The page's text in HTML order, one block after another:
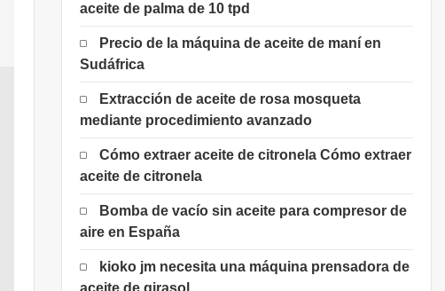
aceite de palma de 10 tpd
Precio de la máquina de aceite de maní en
Sudáfrica
Extracción de aceite de rosa mosqueta
mediante procedimiento avanzado
Cómo extraer aceite de citronela Cómo extraer
aceite de citronela
Bomba de vacío sin aceite para compresor de
aire en España
kioko jm necesita una máquina prensadora de
aceite de girasol